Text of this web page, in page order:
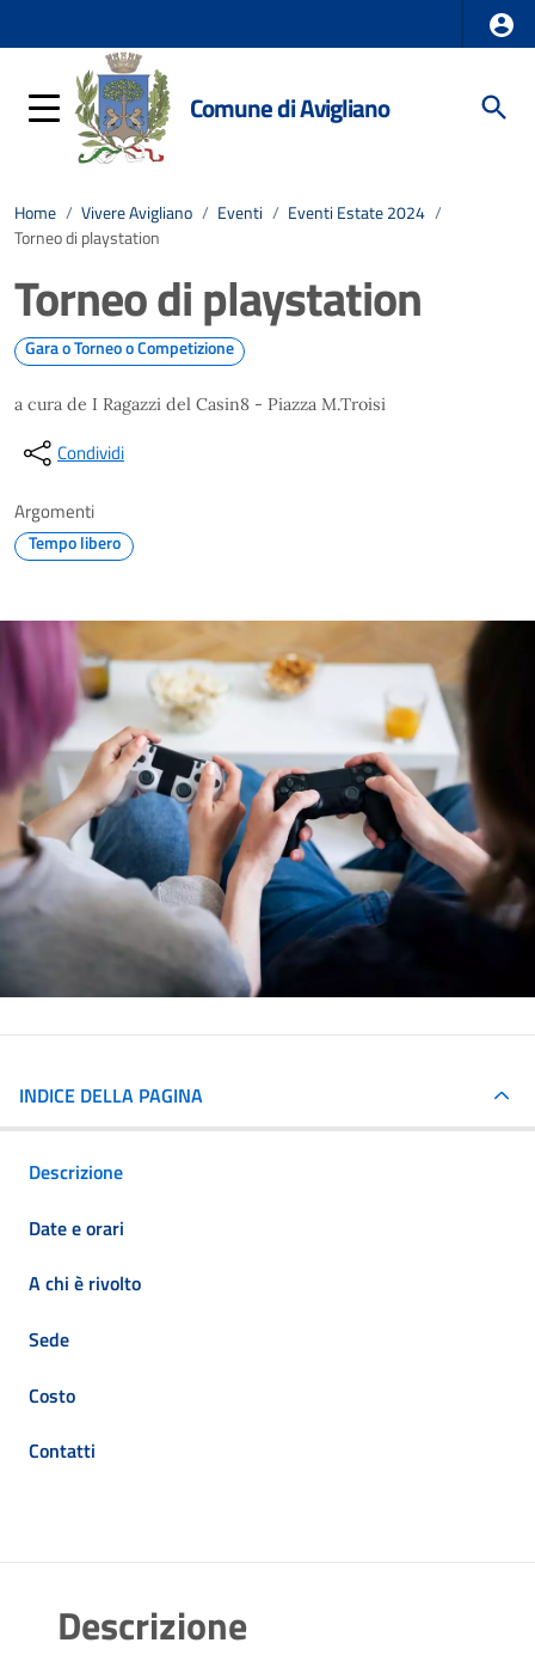
Comune di Avigliano
Home / Vivere Avigliano / Eventi / Eventi Estate 2024 /
Torneo di playstation
Torneo di playstation
Gara o Torneo o Competizione
a cura de I Ragazzi del Casin8 - Piazza M.Troisi
Condividi
Argomenti
Tempo libero
INDICE DELLA PAGINA
Descrizione
Date e orari
A chi è rivolto
Sede
Costo
Contatti
Descrizione